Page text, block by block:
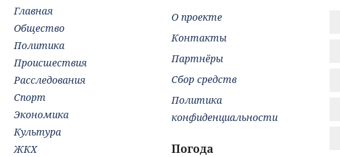
Главная
Общество
Политика
Происшествия
Расследования
Спорт
Экономика
Культура
ЖКХ
О проекте
Контакты
Партнёры
Сбор средств
Политика
конфиденциальности
Погода